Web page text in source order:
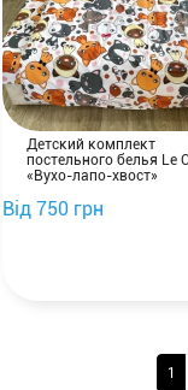
Детский комплект
постельного белья Le
«Вухо-лапо-хвост»
Від 750 грн
1